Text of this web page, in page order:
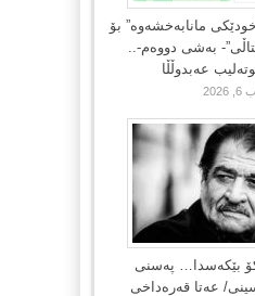
مانابەخشەوە” بۆ
بەشی دووەم-..
عەبدوڵڵا
2026
بێکەسدا… پەسنی
عەتا قەرەداخی